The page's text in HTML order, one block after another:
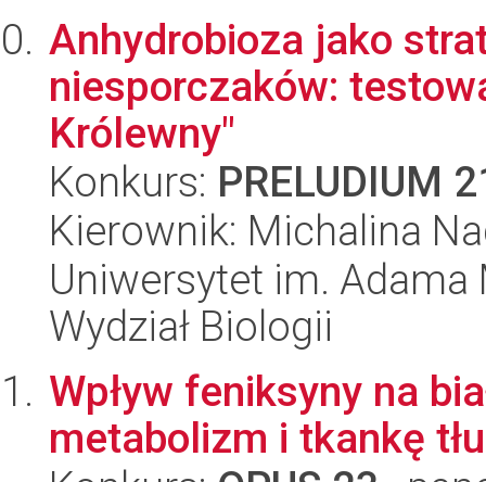
Anhydrobioza jako
niesporczaków:
Królewny"
Konkurs: PRELUDIUM
Kierownik: Michalina
Uniwersytet im.
Wydział Biologii
Wpływ feniksyny na
metabolizm i tkankę